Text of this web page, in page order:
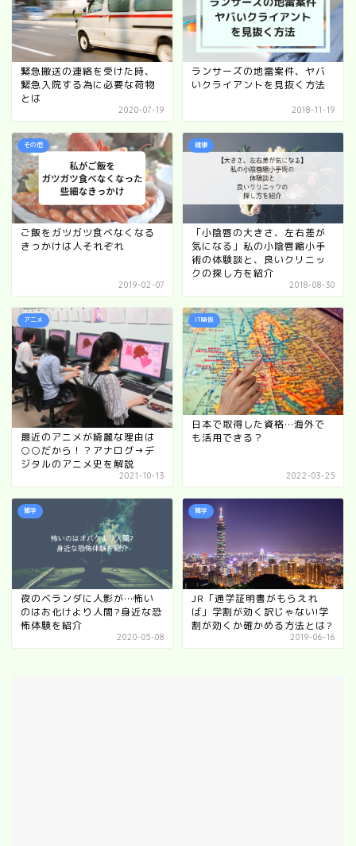
緊急搬送の連絡を受けた時、
緊急入院する為に必要な荷物
とは
2020-07-19
ランサーズの地雷案件、ヤバ
いクライアントを見抜く方法
2018-11-19
その他
ご飯をガツガツ食べなくなる
きっかけは人それぞれ
2019-02-07
健康
「小陰唇の大きさ、左右差が
気になる」私の小陰唇縮小手
術の体験談と、良いクリニッ
クの探し方を紹介
2018-08-30
アニメ
最近のアニメが綺麗な理由は
○○だから！？アナログ→デ
ジタルのアニメ史を解説
2021-10-13
IT関係
日本で取得した資格…海外で
も活用できる？
2022-03-25
雑学
夜のベランダに人影が…怖い
のはお化けより人間?身近な恐
怖体験を紹介
2020-05-08
雑学
JR「通学証明書がもらえれ
ば」学割が効く訳じゃない!学
割が効くか確かめる方法とは?
2019-06-16